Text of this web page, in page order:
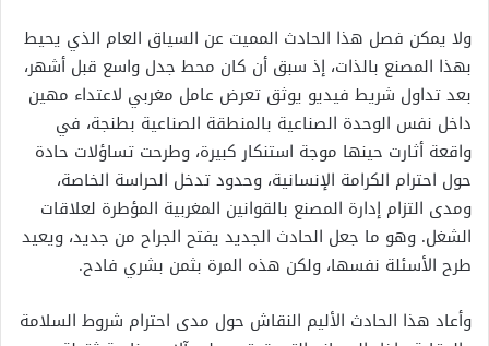
ولا يمكن فصل هذا الحادث المميت عن السياق العام الذي يحيط
بهذا المصنع بالذات، إذ سبق أن كان محط جدل واسع قبل أشهر،
بعد تداول شريط فيديو يوثق تعرض عامل مغربي لاعتداء مهين
داخل نفس الوحدة الصناعية بالمنطقة الصناعية بطنجة، في
واقعة أثارت حينها موجة استنكار كبيرة، وطرحت تساؤلات حادة
حول احترام الكرامة الإنسانية، وحدود تدخل الحراسة الخاصة،
ومدى التزام إدارة المصنع بالقوانين المغربية المؤطرة لعلاقات
الشغل. وهو ما جعل الحادث الجديد يفتح الجراح من جديد، ويعيد
طرح الأسئلة نفسها، ولكن هذه المرة بثمن بشري فادح.
وأعاد هذا الحادث الأليم النقاش حول مدى احترام شروط السلامة